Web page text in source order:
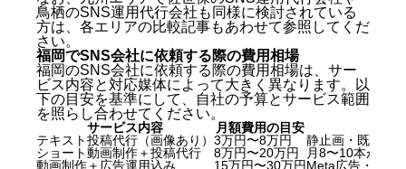
鳥栖のSNS運用代行会社 も同様に検討されている
方は、各エリアの比較記事もあわせて参照してくだ
さい。
福岡でSNS会社に依頼する際の費用相場
福岡のSNS会社に依頼する際の費用相場は、サー
ビス内容と対応媒体によって大きく異なります。以
下の目安を基準にして、自社の予算とサービス範囲
を照らし合わせてください。
サービス内容 月額費用の目安
テキスト投稿代行（画像あり） 3万円〜8万円
静止画・既存素
ショート動画制作＋投稿代行
8万円〜20万円
月8〜10本が標
動画制作＋広告運用込み
15万円〜30万円Meta広告・